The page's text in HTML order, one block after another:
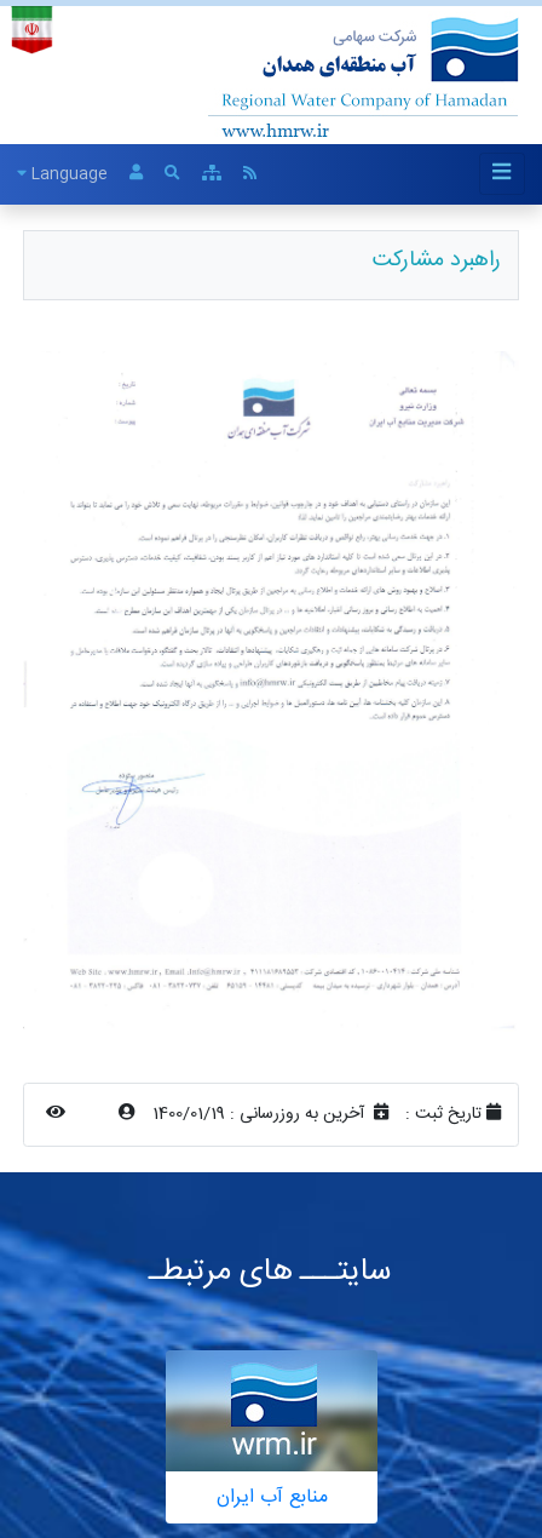
Language
راهبرد مشارکت
تاریخ ثبت : آخرین به روزرسانی : 1400/01/19
سایتـــ های مرتبطـ
منابع آب ایران